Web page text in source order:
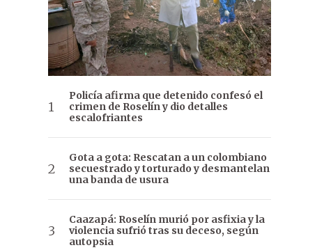
Policía afirma que detenido confesó el
crimen de Roselín y dio detalles
escalofriantes
Gota a gota: Rescatan a un colombiano
secuestrado y torturado y desmantelan
una banda de usura
Caazapá: Roselín murió por asfixia y la
violencia sufrió tras su deceso, según
autopsia